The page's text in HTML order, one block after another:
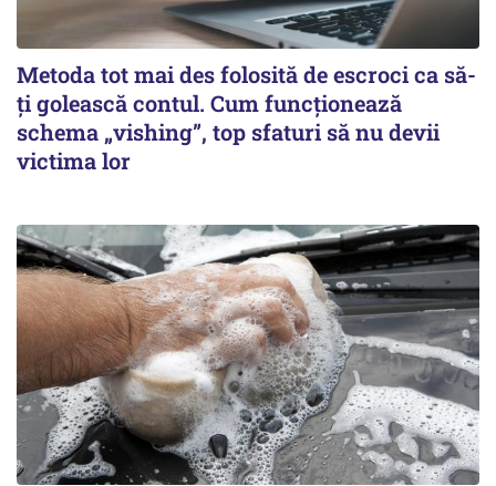
Metoda tot mai des folosită de escroci ca să-
ți golească contul. Cum funcționează
schema „vishing”, top sfaturi să nu devii
victima lor